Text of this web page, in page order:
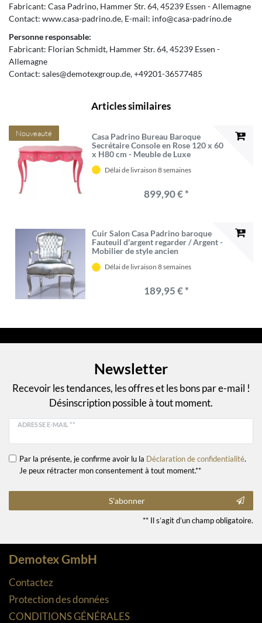
Fabricant: Casa Padrino Hammer Str.64 45239 Essen
Allemagne
Contact: www.casa-padrino.de E-mail: info@casa-padrino.de
Personne responsable:
Fabricant: Florian Schmidt Hammer Str.64 45239 Essen
Allemagne
Contact: sales@demotexgroup.de +49201-36577485
Articles similaires
Nouveauté
Casa Padrino Bureau Baroque
Secrétaire Console en Rose 120 x 60
x H80 cm - Meuble de Luxe
Délai de livraison 8 semaines
899,90 € *
Cuir Salon Casa Padrino baroque
Fauteuil d'argent regarder / Argent -
Mobilier de style ancien
Délai de livraison 8 semaines
189,95 € *
Newsletter
Recevoir les tendances, les offres et les bons par e-mail !
Désinscription possible à tout moment.
ADRESSE E-MAIL **
Par la présente, je confirme avoir lu la Déclaration de confidentialité.
Je peux rétracter mon consentement à tout moment.**
S’abonner
** Il s’agit d’un champ obligatoire.
Demotex GmbH
Contactez
Protection des données
CONDITIONS GÉNÉRALES